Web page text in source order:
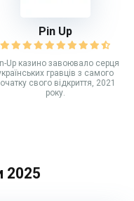
Pin Up
Up казино завоювало серця
гравців з самого
свого відкриття, 2021
року.
2025